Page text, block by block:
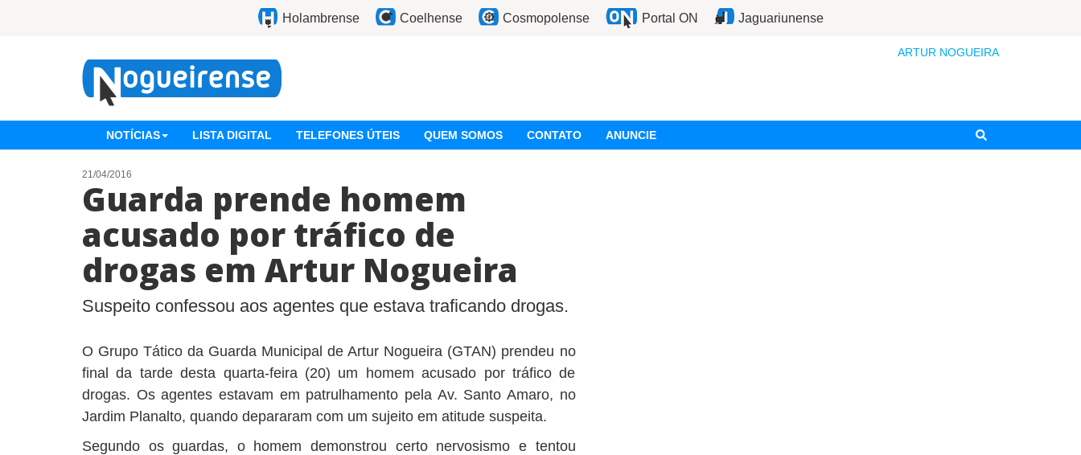
Holambrense Coelhense Cosmopolense Portal ON Jaguariunense
ARTUR NOGUEIRA
NOTÍCIAS LISTA DIGITAL TELEFONES ÚTEIS QUEM SOMOS CONTATO ANUNCIE
21/04/2016
Guarda prende homem
acusado por tráfico de
drogas em Artur Nogueira
Suspeito confessou aos agentes que estava traficando drogas.
O Grupo Tático da Guarda Municipal de Artur Nogueira (GTAN) prendeu no
final da tarde desta quarta-feira (20) um homem acusado por tráfico de
drogas. Os agentes estavam em patrulhamento pela Av. Santo Amaro, no
Jardim Planalto, quando depararam com um sujeito em atitude suspeita.
Segundo os guardas, o homem demonstrou certo nervosismo e tentou